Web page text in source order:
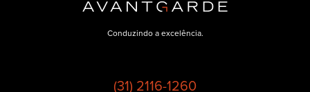
Conduzindo a excelência.
(31) 2116-1260